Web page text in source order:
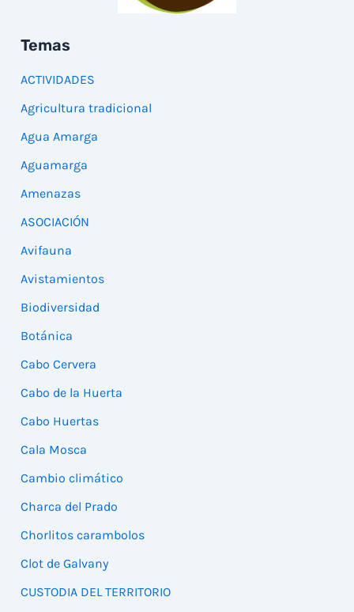
Temas
ACTIVIDADES
Agricultura tradicional
Agua Amarga
Aguamarga
Amenazas
ASOCIACIÓN
Avifauna
Avistamientos
Biodiversidad
Botánica
Cabo Cervera
Cabo de la Huerta
Cabo Huertas
Cala Mosca
Cambio climático
Charca del Prado
Chorlitos carambolos
Clot de Galvany
CUSTODIA DEL TERRITORIO